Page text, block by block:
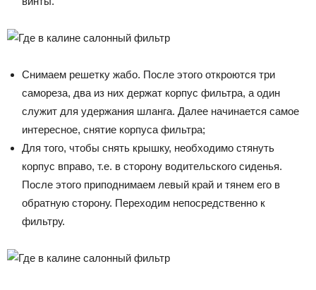
Снимаем решетку жабо. После этого откроются три
самореза, два из них держат корпус фильтра, а один
служит для удержания шланга. Далее начинается самое
интересное, снятие корпуса фильтра;
Для того, чтобы снять крышку, необходимо стянуть
корпус вправо, т.е. в сторону водительского сиденья.
После этого приподнимаем левый край и тянем его в
обратную сторону. Переходим непосредственно к
фильтру.